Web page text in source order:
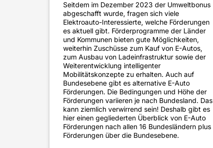
Seitdem im Dezember 2023 der Umweltbonus
abgeschafft wurde, fragen sich viele
Elektroauto-Interessierte, welche Förderungen
es aktuell gibt. Förderprogramme der Länder
und Kommunen bieten gute Möglichkeiten,
weiterhin Zuschüsse zum Kauf von E-Autos,
zum Ausbau von Ladeinfrastruktur sowie der
Weiterentwicklung intelligenter
Mobilitätskonzepte zu erhalten. Auch auf
Bundesebene gibt es alternative E-Auto
Förderungen. Die Bedingungen und Höhe der
Förderungen variieren je nach Bundesland. Das
kann ziemlich verwirrend sein! Deshalb gibt es
hier einen gegliederten Überblick von E-Auto
Förderungen nach allen 16 Bundesländern plus
Förderungen über die Bundesebene.